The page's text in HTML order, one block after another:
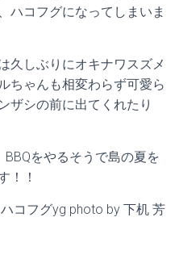
ハコフグになってしまいま
久しぶりにオキナワスズメ
ちゃんも相変わらず可愛ら
ザシの前に出てくれたり
をやるそうで島の夏を
！！
コフグyg photo by 下机 芳